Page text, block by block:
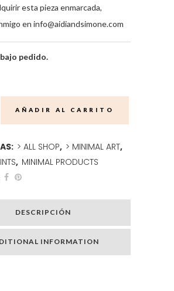
esta pieza enmarcada,
en info@aidiandsimone.com
pedido.
AÑADIR AL CARRITO
> ALL SHOP, > MINIMAL ART,
, MINIMAL PRODUCTS
DESCRIPCIÓN
INFORMATION